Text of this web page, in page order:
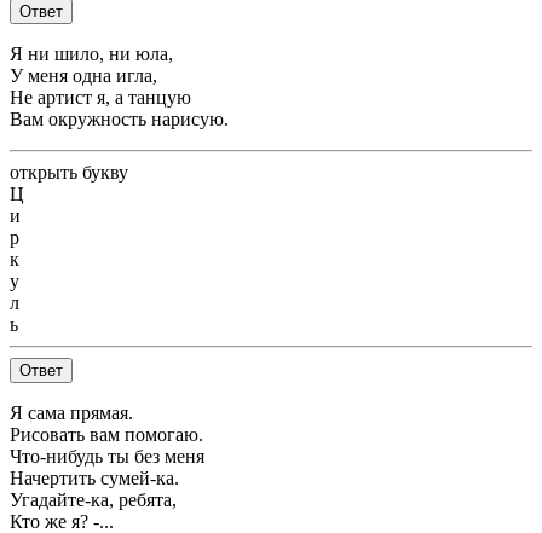
Ответ
Я ни шило, ни юла,
У меня одна игла,
Не артист я, а танцую
Вам окружность нарисую.
открыть букву
Ц
и
р
к
у
л
ь
Ответ
Я сама прямая.
Рисовать вам помогаю.
Что-нибудь ты без меня
Начертить сумей-ка.
Угадайте-ка, ребята,
Кто же я? -...